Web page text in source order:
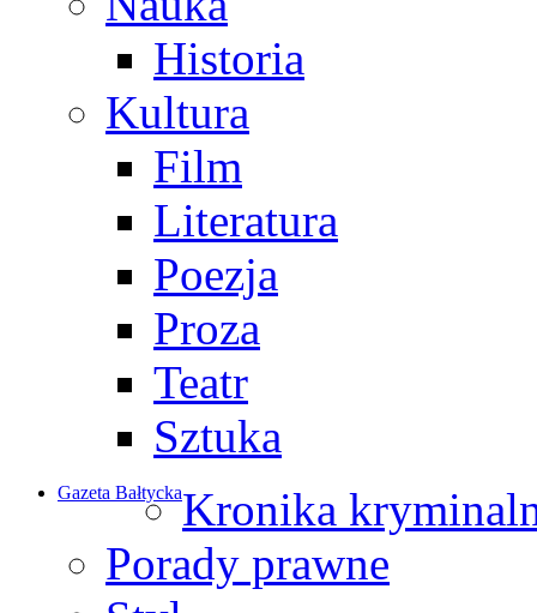
Historia
Kultura
Film
Literatura
Poezja
Proza
Teatr
Sztuka
Gazeta BałtyckaKronika
Porady prawne